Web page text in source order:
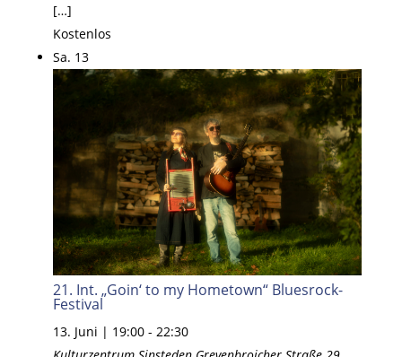
[…]
Kostenlos
Sa. 13
21. Int. „Goin‘ to my Hometown“ Bluesrock-
Festival
13. Juni | 19:00- 22:30